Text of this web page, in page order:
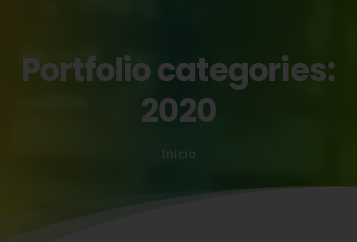
Portfoliocategories:
2020
Inicio